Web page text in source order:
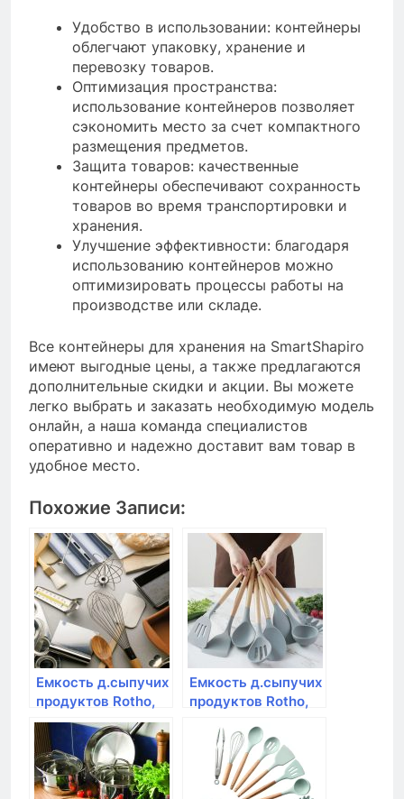
Удобство в использовании: контейнеры
облегчают упаковку, хранение и
перевозку товаров.
Оптимизация пространства:
использование контейнеров позволяет
сэкономить место за счет компактного
размещения предметов.
Защита товаров: качественные
контейнеры обеспечивают сохранность
товаров во время транспортировки и
хранения.
Улучшение эффективности: благодаря
использованию контейнеров можно
оптимизировать процессы работы на
производстве или складе.
Все контейнеры для хранения на SmartShapiro
имеют выгодные цены, а также предлагаются
дополнительные скидки и акции. Вы можете
легко выбрать и заказать необходимую модель
онлайн, а наша команда специалистов
оперативно и надежно доставит вам товар в
удобное место.
Похожие Записи:
Емкость д.сыпучих
продуктов Rotho,
LOFT, 1,5л
10*10*21,4см
премиум
Емкость д.сыпучих
продуктов Rotho,
10*10*7,2см
премиум